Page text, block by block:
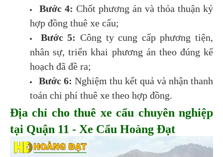
Bước 4: Chốt phương án và thỏa thuận ký
hợp đồng thuê xe cẩu;
Bước 5: Công ty cung cấp phương tiện,
nhân sự, triển khai phương án theo đúng kế
hoạch đã đề ra;
Bước 6: Nghiệm thu kết quả và nhận thanh
toán chi phí thuê xe theo hợp đồng.
Địa chỉ cho thuê xe cẩu chuyên nghiệp
tại Quận 11 - Xe Cẩu Hoàng Đạt